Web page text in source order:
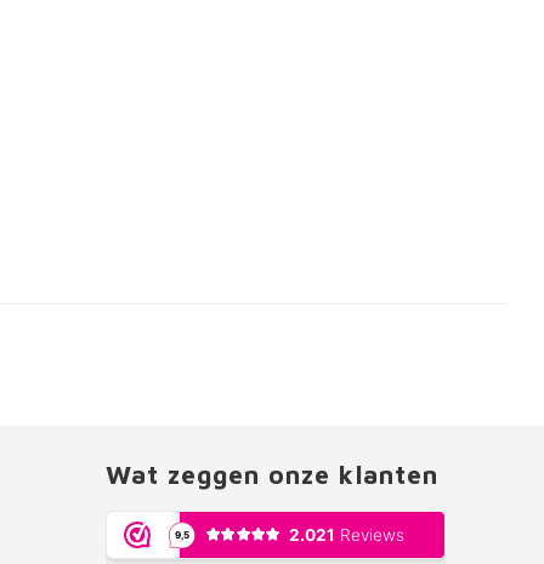
Wat zeggen onze klanten